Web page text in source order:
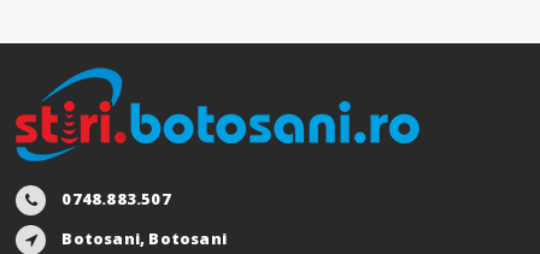
0748.883.507
Botosani, Botosani